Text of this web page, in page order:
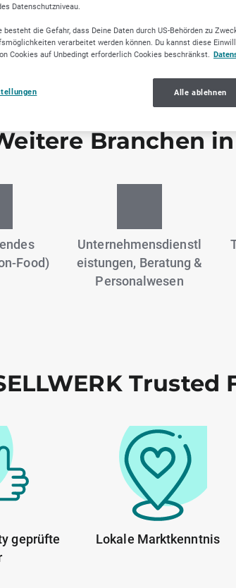
Branchen
Food)
Unternehmensdienstl
eistungen, Beratung &
Personalwesen
Trusted
geprüfte
Lokale Marktkenntnis
Datenschutzniveau.
besteht die Gefahr, dass Deine Daten durch US-Behörden zu
verarbeitet werden können. Du kannst diese
Cookies auf Unbedingt erforderlich Cookies beschränkst.
Alle ablehnen